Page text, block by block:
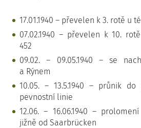
17.01.1940 – převelen k 3. rotě u
07.02.1940 – převelen k 10.
452
09.02. – 09.05.1940 – se
a Rýnem
10.05. – 13.5.1940 – průnik
pevnostní linie
12.06. – 16.06.1940 –
jižně od Saarbrücken